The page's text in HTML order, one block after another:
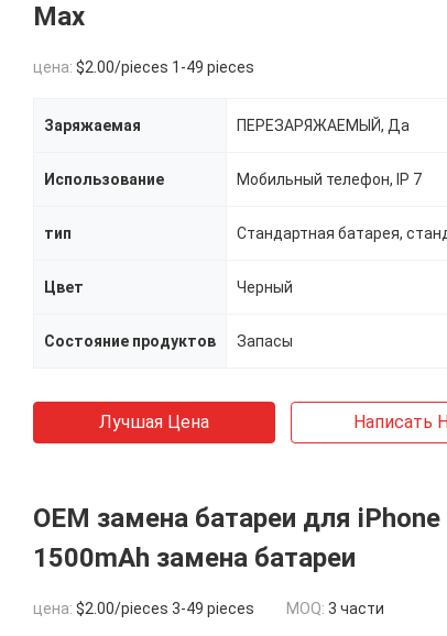
Max
цена: $2.00/pieces 1-49 pieces
Заряжаемая ПЕРЕЗАРЯЖАЕМЫЙ, Да
Использование Мобильный телефон, IP 7
тип
Цвет Черный
Состояние продуктов Запасы
Лучшая Цена Написать
OEM замена батареи для
1500mAh замена батареи
цена: $2.00/pieces 3-49 pieces MOQ: 3 части